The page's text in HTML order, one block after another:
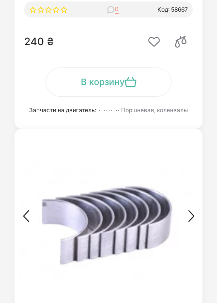
0 Код: 58667
240 ₴
В корзину
Запчасти на двигатель: Поршневая, коленвалы